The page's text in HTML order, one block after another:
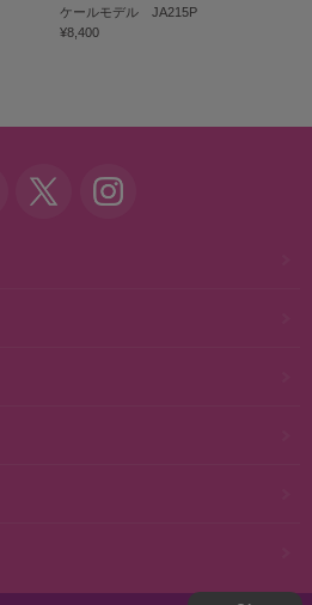
ケールモデル JA215P
¥8,400